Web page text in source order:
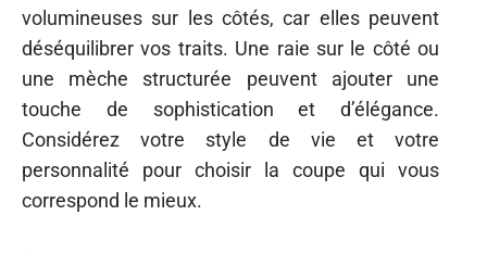
volumineuses sur les côtés, car elles peuvent
déséquilibrer vos traits. Une raie sur le côté ou
une mèche structurée peuvent ajouter une
touche de sophistication et d’élégance.
Considérez votre style de vie et votre
personnalité pour choisir la coupe qui vous
correspond le mieux.